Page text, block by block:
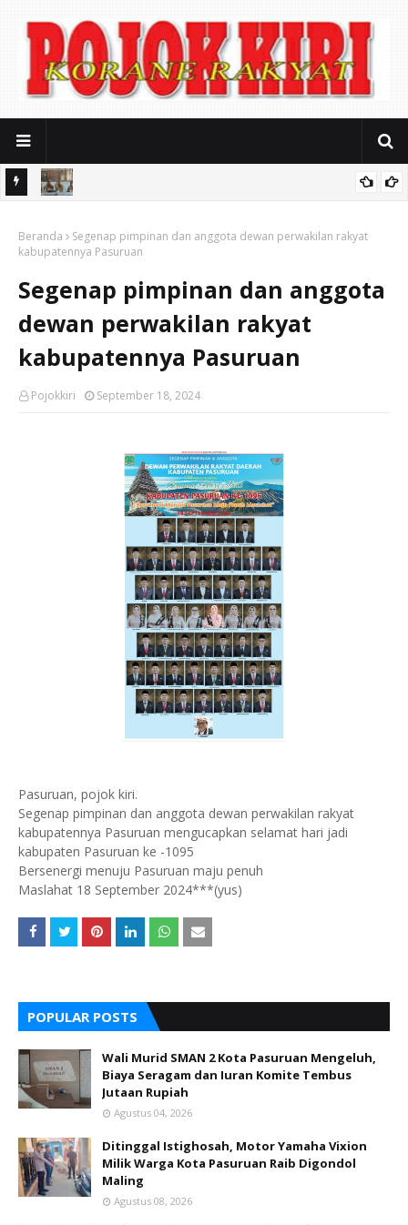
Berdasarkan Fakta, Jangan Sampai Timbul Dugaan Kongkalikong
Beranda
Segenap pimpinan dan anggota dewan perwakilan rakyat
kabupatennya Pasuruan
Segenap pimpinan dan anggota
dewan perwakilan rakyat
kabupatennya Pasuruan
Pojokkiri September 18, 2024
Pasuruan, pojok kiri.
Segenap pimpinan dan anggota dewan perwakilan rakyat
kabupatennya Pasuruan mengucapkan selamat hari jadi
kabupaten Pasuruan ke -1095
Bersenergi menuju Pasuruan maju penuh
Maslahat 18 September 2024***(yus)
POPULAR POSTS
Wali Murid SMAN 2 Kota Pasuruan Mengeluh,
Biaya Seragam dan Iuran Komite Tembus
Jutaan Rupiah
Agustus 04, 2026
Ditinggal Istighosah, Motor Yamaha Vixion
Milik Warga Kota Pasuruan Raib Digondol
Maling
Agustus 08, 2026